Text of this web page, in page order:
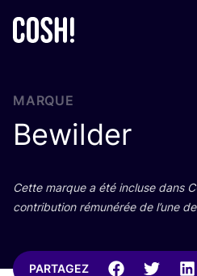
MARQUE
Bewilder
Cette marque a été incluse dans
contri­bu­tion rému­né­rée de l’une
PARTAGEZ